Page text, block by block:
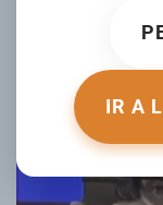
IR A
ESCRITO POR